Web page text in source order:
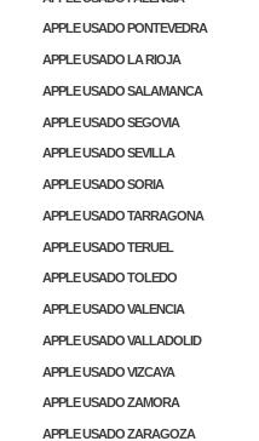
APPLE USADO PONTEVEDRA
APPLE USADO LA RIOJA
APPLE USADO SALAMANCA
APPLE USADO SEGOVIA
APPLE USADO SEVILLA
APPLE USADO SORIA
APPLE USADO TARRAGONA
APPLE USADO TERUEL
APPLE USADO TOLEDO
APPLE USADO VALENCIA
APPLE USADO VALLADOLID
APPLE USADO VIZCAYA
APPLE USADO ZAMORA
APPLE USADO ZARAGOZA